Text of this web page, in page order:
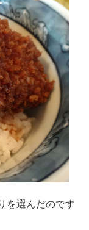
を選んだのです